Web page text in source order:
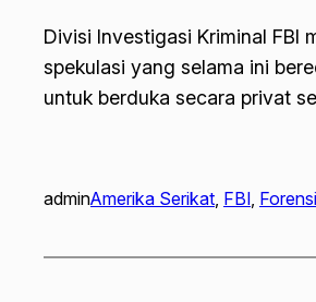
Divisi Investigasi Kriminal FBI
spekulasi yang selama ini
untuk berduka secara privat
adminAmerika Serikat, FBI,